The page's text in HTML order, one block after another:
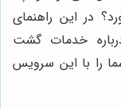
در این راهنمای
خدمات گشت
را با این سرویس